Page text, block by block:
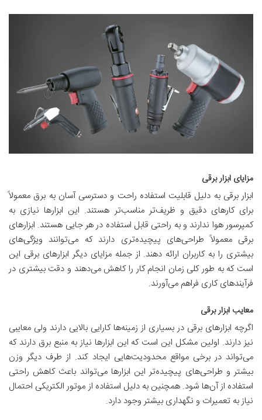
مزایای ابزار برقی
ابزار برقی به دلیل قابلیت استفاده راحت و دسترسی آسان به برق معمولاً
برای کارهای دقیق و ظریف‌تر مناسب‌تر هستند. این ابزارها نیازی به
کمپرسور هوا ندارند و به راحتی قابل استفاده در هر جایی هستند. ابزارهای
برقی معمولاً طراحی‌های پیچیده‌تری دارند که می‌توانند ویژگی‌های
بیشتری را به کاربران ارائه دهند. از جمله مزایای دیگر ابزارهای برقی این
است که به طور کلی زمان انجام کار را کاهش می‌دهند و دقت بیشتری در
فرآیندهای کاری فراهم می‌آورند.
معایب ابزار برقی
اگرچه ابزارهای برقی در بسیاری از زمینه‌ها کارایی بالایی دارند ولی معایبی
نیز دارند. اولین مشکل این است که این ابزارها نیاز به منبع برق دارند که
می‌تواند در برخی مواقع محدودیت‌هایی ایجاد کند. از طرف دیگر وزن
بیشتر و طراحی‌های پیچیده‌تر این ابزارها می‌تواند باعث کاهش راحتی
استفاده از آن‌ها شود. همچنین به دلیل استفاده از موتور الکتریکی احتمال
نیاز به تعمیرات و نگهداری بیشتر وجود دارد.